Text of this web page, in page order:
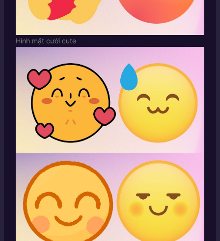
Hình mặt cười cute